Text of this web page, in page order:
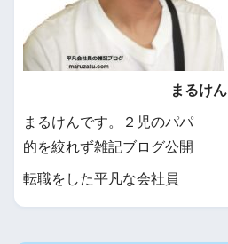
まるけん
まるけんです。２児のパパ
的を絞れず雑記ブログ公開
転職をした平凡な会社員